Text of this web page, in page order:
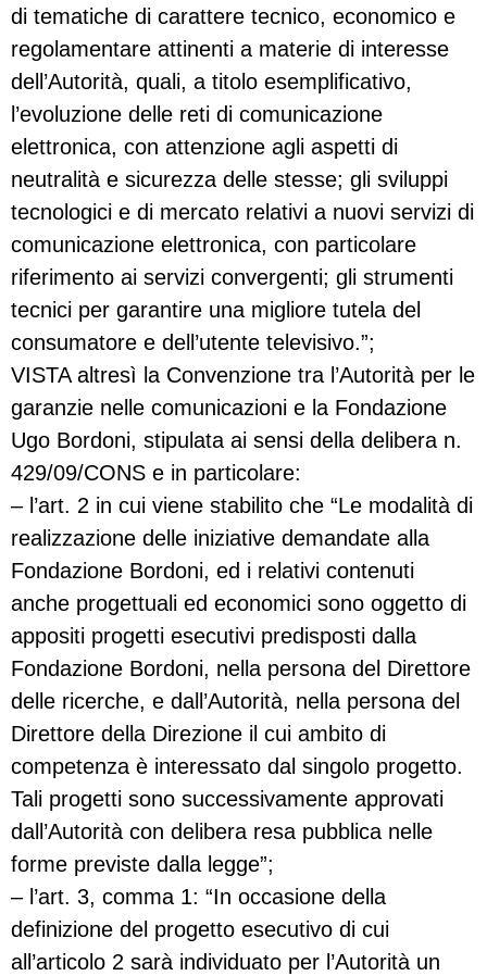
di tematiche di carattere tecnico, economico e
regolamentare attinenti a materie di interesse
dell’Autorità, quali, a titolo esemplificativo,
l’evoluzione delle reti di comunicazione
elettronica, con attenzione agli aspetti di
neutralità e sicurezza delle stesse; gli sviluppi
tecnologici e di mercato relativi a nuovi servizi di
comunicazione elettronica, con particolare
riferimento ai servizi convergenti; gli strumenti
tecnici per garantire una migliore tutela del
consumatore e dell’utente televisivo.”;
VISTA altresì la Convenzione tra l’Autorità per le
garanzie nelle comunicazioni e la Fondazione
Ugo Bordoni, stipulata ai sensi della delibera n.
429/09/CONS e in particolare:
– l’art. 2 in cui viene stabilito che “Le modalità di
realizzazione delle iniziative demandate alla
Fondazione Bordoni, ed i relativi contenuti
anche progettuali ed economici sono oggetto di
appositi progetti esecutivi predisposti dalla
Fondazione Bordoni, nella persona del Direttore
delle ricerche, e dall’Autorità, nella persona del
Direttore della Direzione il cui ambito di
competenza è interessato dal singolo progetto.
Tali progetti sono successivamente approvati
dall’Autorità con delibera resa pubblica nelle
forme previste dalla legge”;
– l’art. 3, comma 1: “In occasione della
definizione del progetto esecutivo di cui
all’articolo 2 sarà individuato per l’Autorità un